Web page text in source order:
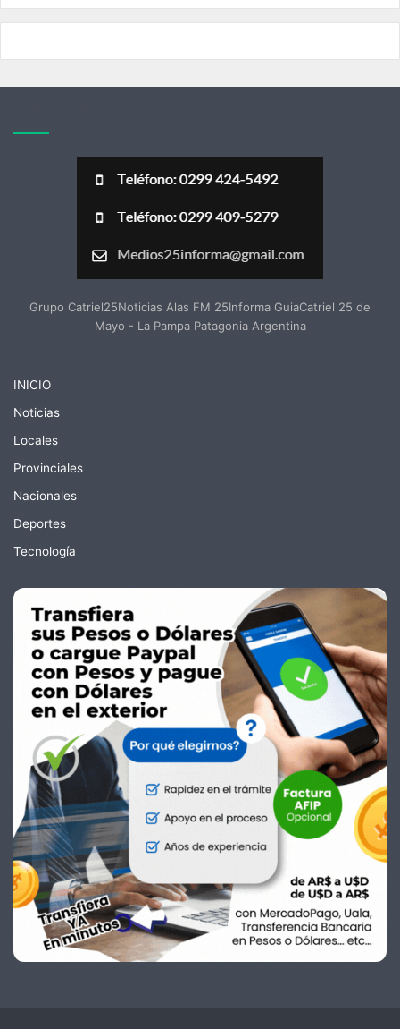
Grupo Catriel25Noticias Alas FM 25Informa GuiaCatriel 25 de
Mayo - La Pampa Patagonia Argentina
INICIO
Noticias
Locales
Provinciales
Nacionales
Deportes
Tecnología